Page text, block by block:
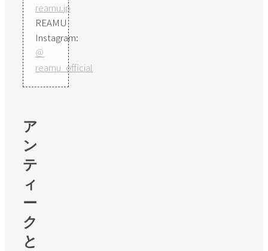
reamu.jp
REAMU
Instagram:
＠
reamu_official
ア
ン
テ
ィ
ー
ク
と